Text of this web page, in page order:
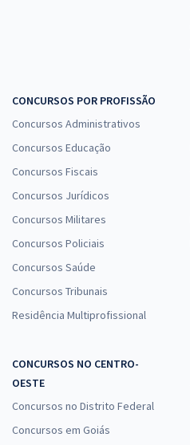
CONCURSOS POR PROFISSÃO
Concursos Administrativos
Concursos Educação
Concursos Fiscais
Concursos Jurídicos
Concursos Militares
Concursos Policiais
Concursos Saúde
Concursos Tribunais
Residência Multiprofissional
CONCURSOS NO CENTRO-
OESTE
Concursos no Distrito Federal
Concursos em Goiás